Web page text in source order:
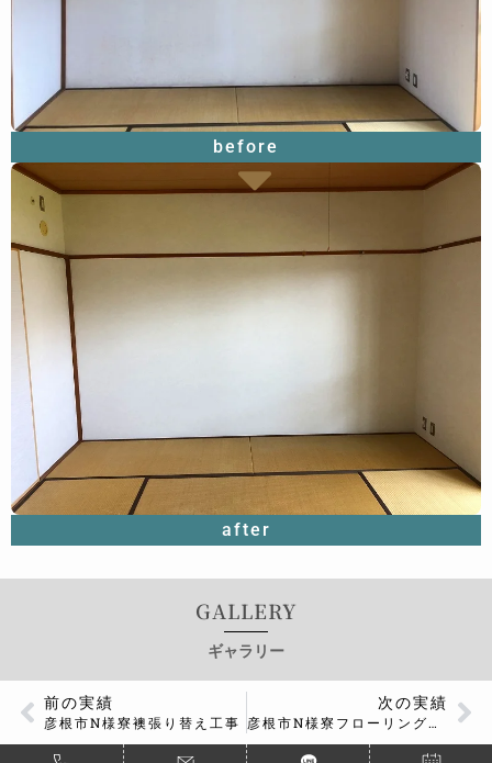
before
after
GALLERY
ギャラリー
前の実績
彦根市N様寮襖張り替え工事
次の実績
彦根市N様寮フローリング張り替え工事